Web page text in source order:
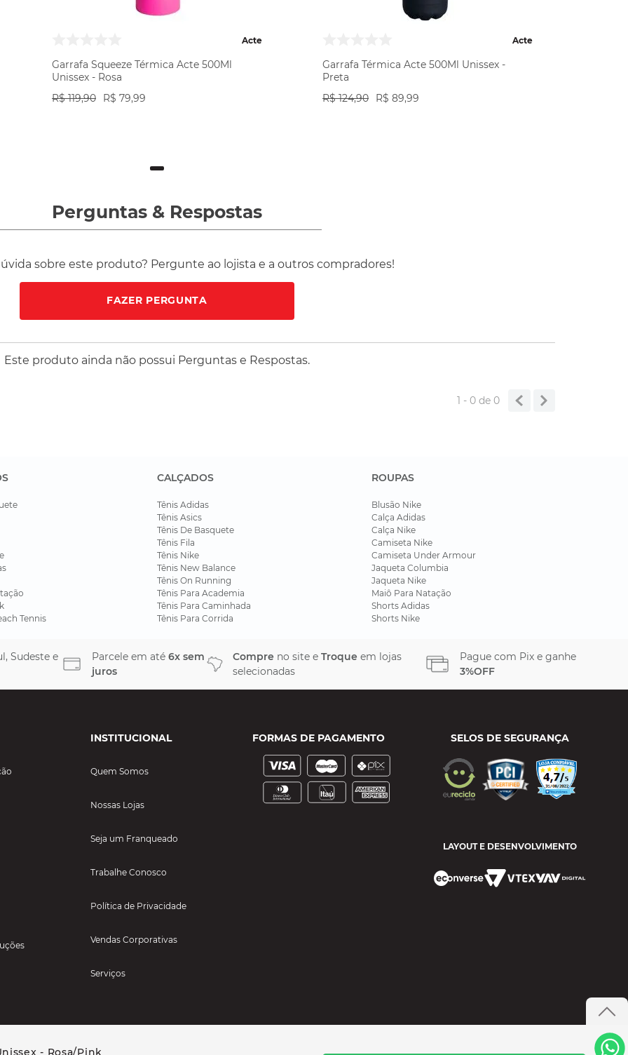
Acte
Garrafa Squeeze Térmica Acte 500Ml
Unissex - Rosa
R$ 119,90 R$ 79,99
Acte
Garrafa Térmica Acte 500Ml Unissex -
Preta
R$ 124,90 R$ 89,99
Perguntas & Respostas
sobre este produto? Pergunte ao lojista e a outros compradores!
FAZER PERGUNTA
Este produto ainda não possui Perguntas e Respostas.
1 - 0de 0
- Rosa/Pink
Tennis
CALÇADOS
Tênis Adidas
Tênis Asics
Tênis De Basquete
Tênis Fila
Tênis Nike
Tênis New Balance
Tênis On Running
Tênis Para Academia
Tênis Para Caminhada
Tênis Para Corrida
ROUPAS
Blusão Nike
Calça Adidas
Calça Nike
Camiseta Nike
Camiseta Under Armour
Jaqueta Columbia
Jaqueta Nike
Maiô Para Natação
Shorts Adidas
Shorts Nike
Sudeste e Parcele em até 6x sem
juros
Compre no site e Troque em lojas
selecionadas
Pague com Pix e ganhe
3%OFF
INSTITUCIONAL
Quem Somos
Nossas Lojas
Seja um Franqueado
Trabalhe Conosco
Política de Privacidade
Vendas Corporativas
Serviços
FORMAS DE PAGAMENTO SELOS DE SEGURANÇA
LAYOUT E DESENVOLVIMENTO